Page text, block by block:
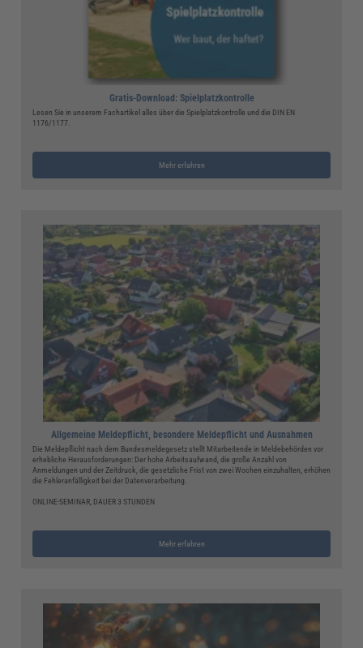
Gratis-Download: Spielplatzkontrolle
Lesen Sie in unserem Fachartikel alles über die Spielplatzkontrolle und die DIN EN
1176/1177.
Mehr erfahren
Allgemeine Meldepflicht, besondere Meldepflicht und Ausnahmen
Die Meldepflicht nach dem Bundesmeldegesetz stellt Mitarbeitende in Meldebehörden vor
erhebliche Herausforderungen: Der hohe Arbeitsaufwand, die große Anzahl von
Anmeldungen und der Zeitdruck, die gesetzliche Frist von zwei Wochen einzuhalten, erhöhen
die Fehleranfälligkeit bei der Datenverarbeitung.
ONLINE-SEMINAR, DAUER 3 STUNDEN
Mehr erfahren